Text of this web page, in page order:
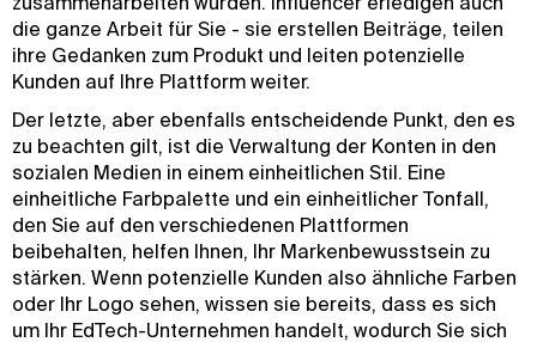
die ganze Arbeit für Sie - sie erstellen Beiträge, teilen
ihre Gedanken zum Produkt und leiten potenzielle
Kunden auf Ihre Plattform weiter.
Der letzte, aber ebenfalls entscheidende Punkt, den es
zu beachten gilt, ist die Verwaltung der Konten in den
sozialen Medien in einem einheitlichen Stil. Eine
einheitliche Farbpalette und ein einheitlicher Tonfall,
den Sie auf den verschiedenen Plattformen
beibehalten, helfen Ihnen, Ihr Markenbewusstsein zu
stärken. Wenn potenzielle Kunden also ähnliche Farben
oder Ihr Logo sehen, wissen sie bereits, dass es sich
um Ihr EdTech-Unternehmen handelt, wodurch Sie sich